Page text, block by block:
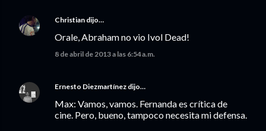
Christian dijo…
Orale, Abraham no vio Ivol Dead!
8 de abril de 2013 a las 6:54 a.m.
Ernesto Diezmartínez dijo…
Max: Vamos, vamos. Fernanda es crítica de
cine. Pero, bueno, tampoco necesita mi defensa.